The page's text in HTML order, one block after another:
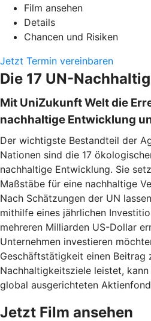
Film ansehen
Details
Chancen und Risiken
Jetzt Termin vereinbaren
Die 17 UN-
Mit UniZukunft Welt die
nachhaltige Entwicklung
Der wichtigste Bestandteil der
Nationen sind die 17
nachhaltige Entwicklung. Sie
Maßstäbe für eine nachhaltige
Nach Schätzungen der UN
mithilfe eines jährlichen
mehreren Milliarden US-Dollar
Unternehmen investieren
Geschäftstätigkeit einen Beitrag
Nachhaltigkeitsziele leistet,
global ausgerichteten
Jetzt Film ansehen